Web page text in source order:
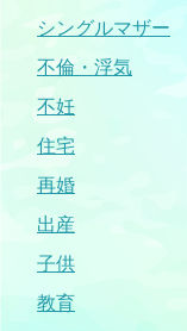
シングルマザー
不倫・浮気
不妊
住宅
再婚
出産
子供
教育